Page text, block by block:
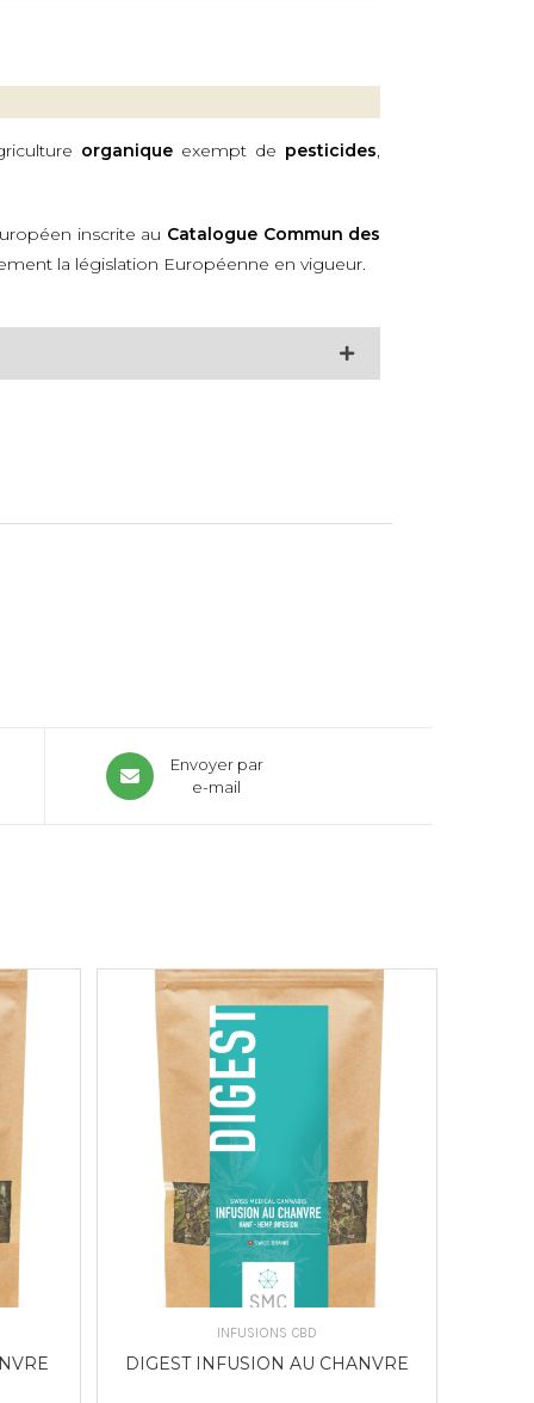
organique exempt de pesticides
inscrite au Catalogue Commun des
la législation Européenne en vigueur.
Envoyer par
e-mail
CHOIX DES OPTIONS
INFUSIONS CBD
DIGEST INFUSION AU CHANVRE